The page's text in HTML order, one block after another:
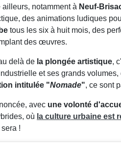
notamment à Neuf-
des animations ludiques
tous les six à huit mois, des
des œuvres.
delà de la plongée artistique,
et ses grands
intitulée "Nomade", ce sont
avec une volonté
où la culture urbaine est
!